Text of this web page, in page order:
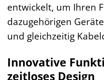
entwickelt, um Ihren
dazugehörigen
und gleichzeitig
Innovative
zeitloses Design